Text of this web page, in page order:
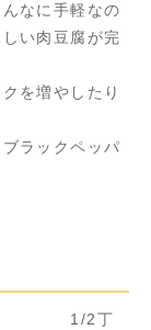
なに手軽なの
い肉豆腐が完
を増やしたり
ラックペッパ
1/2丁